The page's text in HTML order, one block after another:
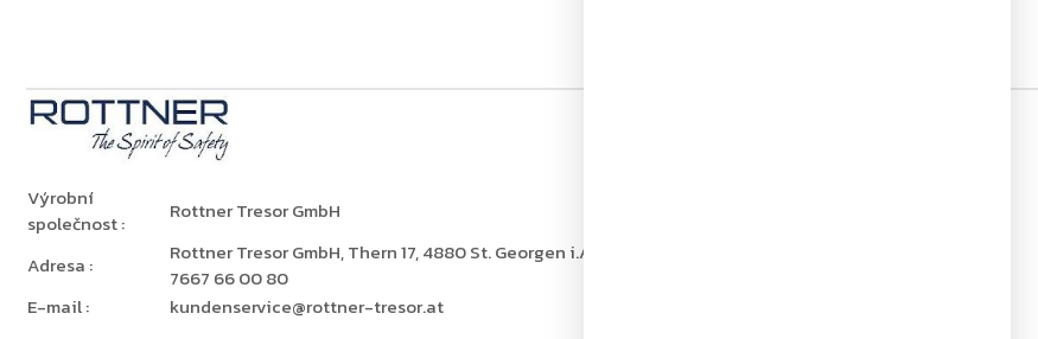
Výrobní
společnost:
Rottner Tresor GmbH
Adresa :
Rottner Tresor GmbH, Thern 17, 4880 St. Georgen i.A., Österreich, Tel. +43 (0)
7667 66 00 80
E-mail: kundenservice@rottner-tresor.at
Zpět do obchodu